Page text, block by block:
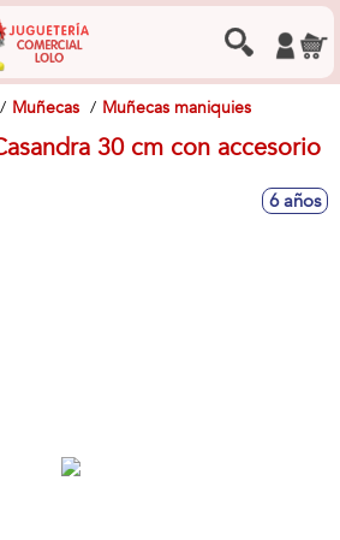
Muñecas Muñecas maniquies
30 cm con accesorio
6 años